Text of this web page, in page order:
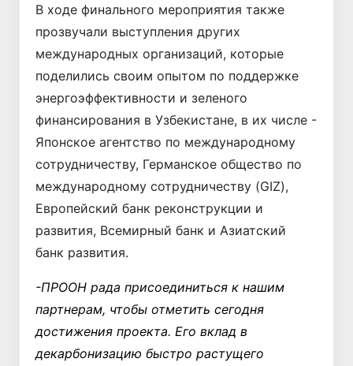
В ходе финального мероприятия также
прозвучали выступления других
международных организаций, которые
поделились своим опытом по поддержке
энергоэффективности и зеленого
финансирования в Узбекистане, в их числе -
Японское агентство по международному
сотрудничеству, Германское общество по
международному сотрудничеству (GIZ),
Европейский банк реконструкции и
развития, Всемирный банк и Азиатский
банк развития.
-ПРООН рада присоединиться к нашим
партнерам, чтобы отметить сегодня
достижения проекта. Его вклад в
декарбонизацию быстро растущего